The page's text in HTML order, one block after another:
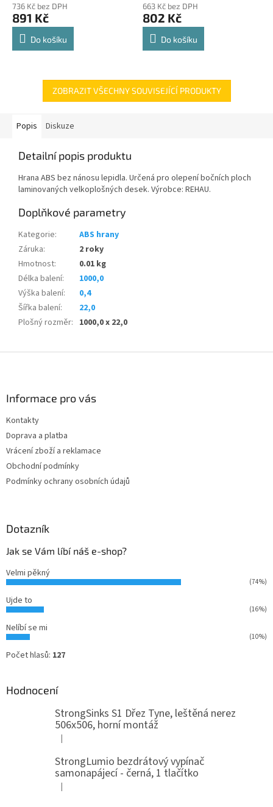
produktu
je
4,8
736 Kč bez DPH
891 Kč
Do košíku
produktu
je
4,8
663 Kč bez DPH
802 Kč
Do košíku
ZOBRAZIT VŠECHNY SOUVISEJÍCÍ PRODUKTY
Popis Diskuze
Detailní popis produktu
Hrana ABS bez nánosu lepidla. Určená pro olepení bočních ploch
laminovaných velkoplošných desek. Výrobce: REHAU.
Doplňkové parametry
Kategorie:
ABS hrany
Záruka:
2 roky
Hmotnost:
0.01 kg
Délka balení:
1000,0
Výška balení:
0,4
Šířka balení:
22,0
Plošný rozměr: 1000,0 x 22,0
Informace pro vás
Kontakty
Doprava a platba
Vrácení zboží a reklamace
Obchodní podmínky
Podmínky ochrany osobních údajů
Dotazník
Jak se Vám líbí náš e-shop?
Velmi pěkný
(74%)
Ujde to
(16%)
Nelíbí se mi
(10%)
Počet hlasů: 127
Hodnocení
StrongSinks S1 Dřez Tyne, leštěná nerez
506x506, horní montáž
Hodnocení produktu je 5 z 5 hvězdiček.
|
StrongLumio bezdrátový vypínač
samonapájecí - černá, 1 tlačítko
Hodnocení produktu je 4 z 5 hvězdiček.
|